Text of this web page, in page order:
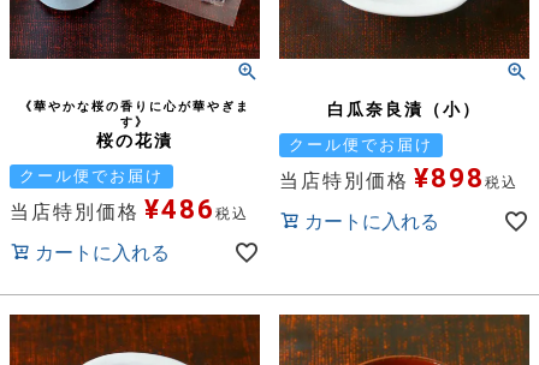
《華やかな桜の香りに心が華やぎま
す》
桜の花漬
クール便でお届け
当店特別価格 ¥486 税込
カートに入れる
白瓜奈良漬（小）
クール便でお届け
当店特別価格 ¥898 税込
カートに入れる